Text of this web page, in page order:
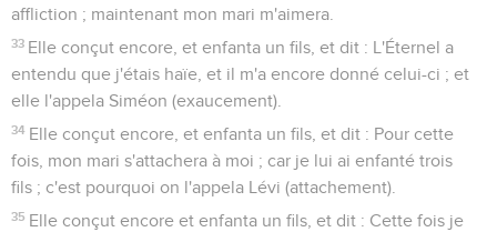
affliction ; maintenant mon mari m'aimera.
33 Elle conçut encore, et enfanta un fils, et dit : L'Éternel a
entendu que j'étais haïe, et il m'a encore donné celui-ci ; et
elle l'appela Siméon (exaucement).
34 Elle conçut encore, et enfanta un fils, et dit : Pour cette
fois, mon mari s'attachera à moi ; car je lui ai enfanté trois
fils ; c'est pourquoi on l'appela Lévi (attachement).
35 Elle conçut encore et enfanta un fils, et dit : Cette fois je